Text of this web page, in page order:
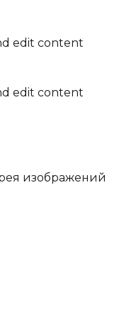
edit content
edit content